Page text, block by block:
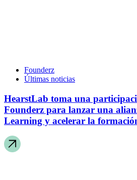
Founderz
Últimas noticias
HearstLab toma una
Founderz para lanzar una
Learning y acelerar la